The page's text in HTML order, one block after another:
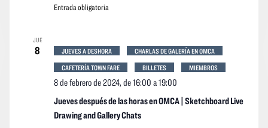
Entrada obligatoria
JUE
8
Jueves después de las horas en OMCA | Sketchboard Live
Drawing and Gallery Chats
8 de febrero de 2024, de 16:00 a19:00
JUEVES A DESHORA
CHARLAS DE GALERÍA EN OMCA
CAFETERÍA TOWN FARE
BILLETES MIEMBROS